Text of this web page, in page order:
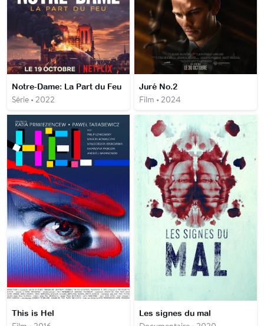
Notre-Dame: La Part du Feu
Série • 2022
Juré No.2
Film • 2024
This is Hel Les signes du mal